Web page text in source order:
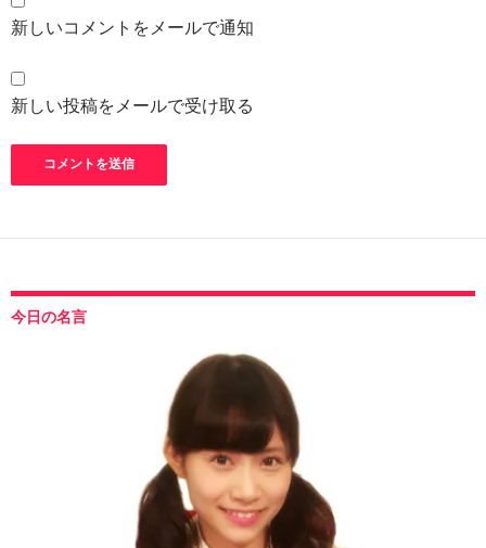
新しいコメントをメールで通知
新しい投稿をメールで受け取る
今日の名言